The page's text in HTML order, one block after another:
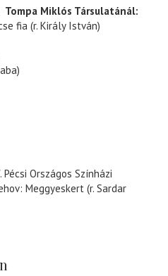
Miklós Társulatánál:
fia (r. Király István)
Országos Színházi
Meggyeskert (r. Sardar